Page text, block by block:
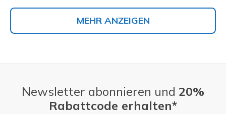
MEHR ANZEIGEN
Newsletter abonnieren und 20%
Rabattcode erhalten*